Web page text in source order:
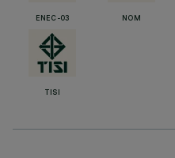
ENEC-03 NOM
TISI